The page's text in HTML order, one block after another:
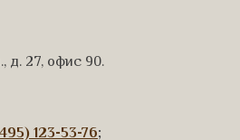
д. 27, офис 90.
123-53-76;